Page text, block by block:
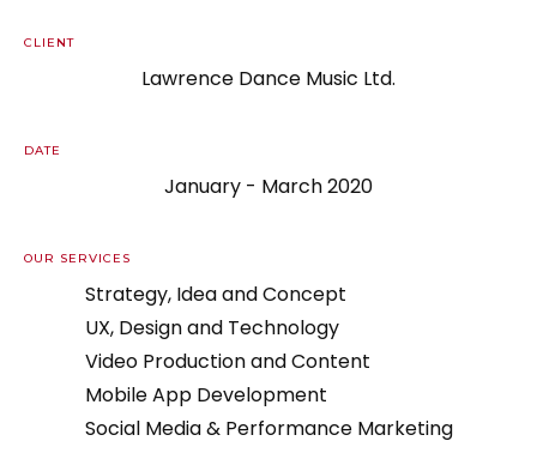
CLIENT
Lawrence Dance Music Ltd.
DATE
January - March 2020
OUR SERVICES
Strategy, Idea and Concept
UX, Design and Technology
Video Production and Content
Mobile App Development
Social Media & Performance Marketing